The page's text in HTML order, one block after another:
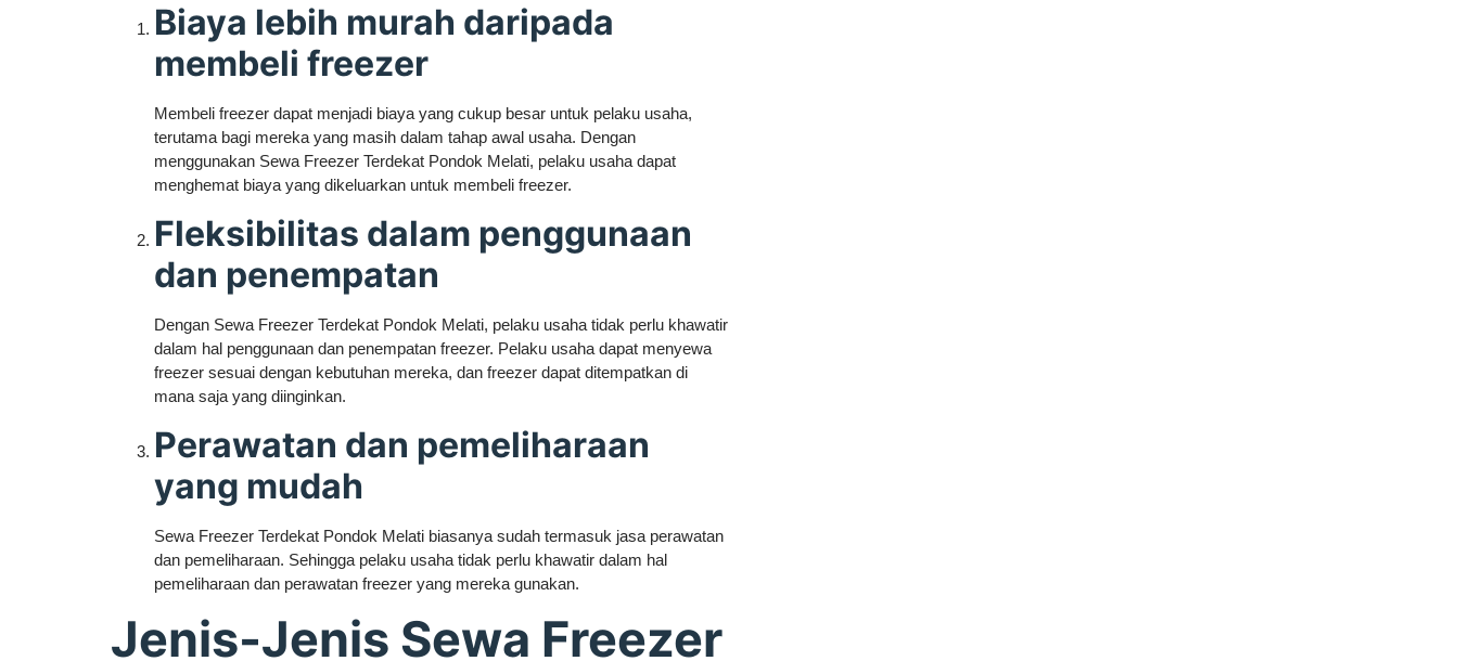
Biaya lebih murah daripada
membeli freezer
Membeli freezer dapat menjadi biaya yang cukup besar untuk pelaku usaha,
terutama bagi mereka yang masih dalam tahap awal usaha. Dengan
menggunakan Sewa Freezer Terdekat Pondok Melati, pelaku usaha dapat
menghemat biaya yang dikeluarkan untuk membeli freezer.
Fleksibilitas dalam penggunaan
dan penempatan
Dengan Sewa Freezer Terdekat Pondok Melati, pelaku usaha tidak perlu khawatir
dalam hal penggunaan dan penempatan freezer. Pelaku usaha dapat menyewa
freezer sesuai dengan kebutuhan mereka, dan freezer dapat ditempatkan di
mana saja yang diinginkan.
Perawatan dan pemeliharaan
yang mudah
Sewa Freezer Terdekat Pondok Melati biasanya sudah termasuk jasa perawatan
dan pemeliharaan. Sehingga pelaku usaha tidak perlu khawatir dalam hal
pemeliharaan dan perawatan freezer yang mereka gunakan.
Jenis-Jenis Sewa Freezer